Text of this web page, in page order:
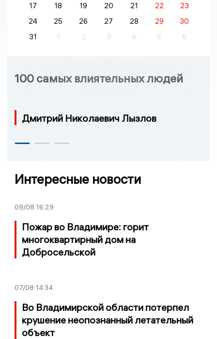
17
18 19 20 21 22
23
24
25 26 27 28 29
30
31
1 2 3 4 5 6
100 самых влиятельных людей
Дмитрий Николаевич Лызлов
Интересные новости
09/08 16:29
Пожар во Владимире: горит
многоквартирный дом на
Добросельской
07/08 14:34
Во Владимирской области потерпел
крушение неопознанный летательный
объект